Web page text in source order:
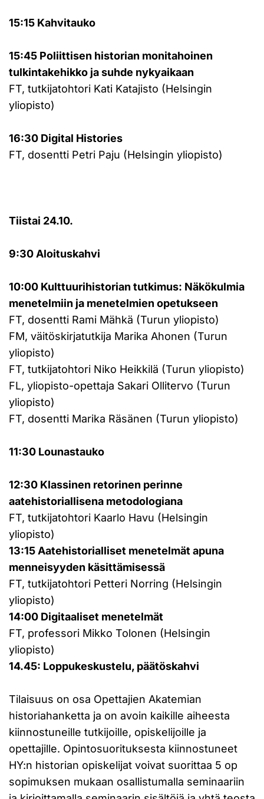
15:15 Kahvitauko
15:45 Poliittisen historian monitahoinen
tulkintakehikko ja suhde nykyaikaan
FT, tutkijatohtori Kati Katajisto (Helsingin
yliopisto)
16:30 Digital Histories
FT, dosentti Petri Paju (Helsingin yliopisto)
Tiistai 24.10.
9:30 Aloituskahvi
10:00 Kulttuurihistorian tutkimus: Näkökulmia
menetelmiin ja menetelmien opetukseen
FT, dosentti Rami Mähkä (Turun yliopisto)
FM, väitöskirjatutkija Marika Ahonen (Turun
yliopisto)
FT, tutkijatohtori Niko Heikkilä (Turun yliopisto)
FL, yliopisto-opettaja Sakari Ollitervo (Turun
yliopisto)
FT, dosentti Marika Räsänen (Turun yliopisto)
11:30 Lounastauko
12:30 Klassinen retorinen perinne
aatehistoriallisena metodologiana
FT, tutkijatohtori Kaarlo Havu (Helsingin
yliopisto)
13:15 Aatehistorialliset menetelmät apuna
menneisyyden käsittämisessä
FT, tutkijatohtori Petteri Norring (Helsingin
yliopisto)
14:00 Digitaaliset menetelmät
FT, professori Mikko Tolonen (Helsingin
yliopisto)
14.45: Loppukeskustelu, päätöskahvi
Tilaisuus on osa Opettajien Akatemian
historiahanketta ja on avoin kaikille aiheesta
kiinnostuneille tutkijoille, opiskelijoille ja
opettajille. Opintosuorituksesta kiinnostuneet
HY:n historian opiskelijat voivat suorittaa 5 op
sopimuksen mukaan osallistumalla seminaariin